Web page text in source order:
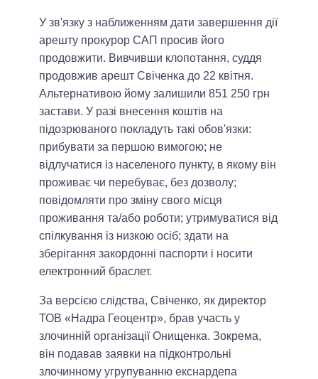
У зв'язку з наближенням дати завершення дії
арешту прокурор САП просив його
продовжити. Вивчивши клопотання, суддя
продовжив арешт Свіченка до 22 квітня.
Альтернативою йому залишили 851 250 грн
застави. У разі внесення коштів на
підозрюваного покладуть такі обов'язки:
прибувати за першою вимогою; не
відлучатися із населеного пункту, в якому він
проживає чи перебуває, без дозволу;
повідомляти про зміну свого місця
проживання та/або роботи; утримуватися від
спілкування із низкою осіб; здати на
зберігання закордонні паспорти і носити
електронний браслет.
За версією слідства, Свіченко, як директор
ТОВ «Надра Геоцентр», брав участь у
злочинній організації Онищенка. Зокрема,
він подавав заявки на підконтрольні
злочинному угрупуванню екснардепа